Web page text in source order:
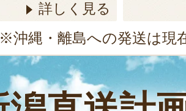
詳しく見る
※沖縄・離島への発送は現